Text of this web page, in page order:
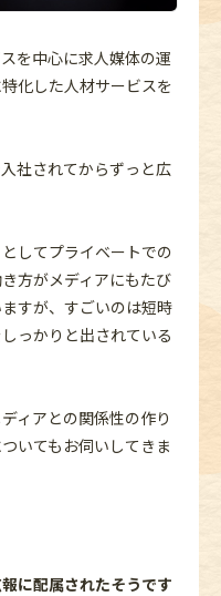
を中心に求人媒体の運
化した人材サービスを
社されてからずっと広
してプライベートでの
方がメディアにもたび
すが、すごいのは短時
っかりと出されている
ィアとの関係性の作り
いてもお伺いしてきま
に配属されたそうです